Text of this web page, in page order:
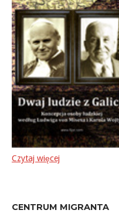
Czytaj więcej
CENTRUM MIGRANTA